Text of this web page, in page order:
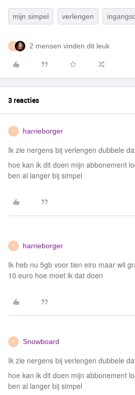
mijn simpel verlengen
S 2 mensen vinden dit leuk
3 reacties
H harrieborger
Ik zie nergens bij verlengen dubbele
hoe kan ik dit doen mijn abbonement
ben al langer bij simpel
H harrieborger
Ik heb nu 5gb voor tien eiro maar wil
10 euro hoe moet ik dat doen
S Snowboard
Ik zie nergens bij verlengen dubbele
hoe kan ik dit doen mijn abbonement
ben al langer bij simpel